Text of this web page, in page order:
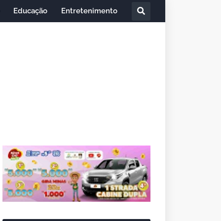
Educação Entretenimento